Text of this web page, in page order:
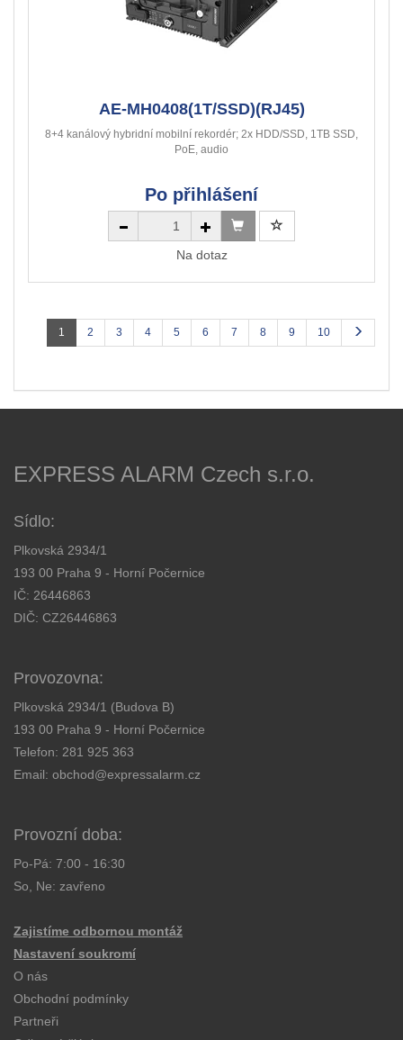
AE-MH0408(1T/SSD)(RJ45)
8+4 kanálový hybridní mobilní rekordér; 2x HDD/SSD, 1TB SSD,
PoE, audio
Po přihlášení
Na dotaz
1 2 3 4 5 6 7 8 9 10
EXPRESS ALARM Czech s.r.o.
Sídlo:
Plkovská 2934/1
193 00 Praha 9 - Horní Počernice
IČ: 26446863
DIČ: CZ26446863
Provozovna:
Plkovská 2934/1 (Budova B)
193 00 Praha 9 - Horní Počernice
Telefon: 281 925 363
Email: obchod@expressalarm.cz
Provozní doba:
Po-Pá: 7:00 - 16:30
So, Ne: zavřeno
Zajistíme odbornou montáž
Nastavení soukromí
O nás
Obchodní podmínky
Partneři